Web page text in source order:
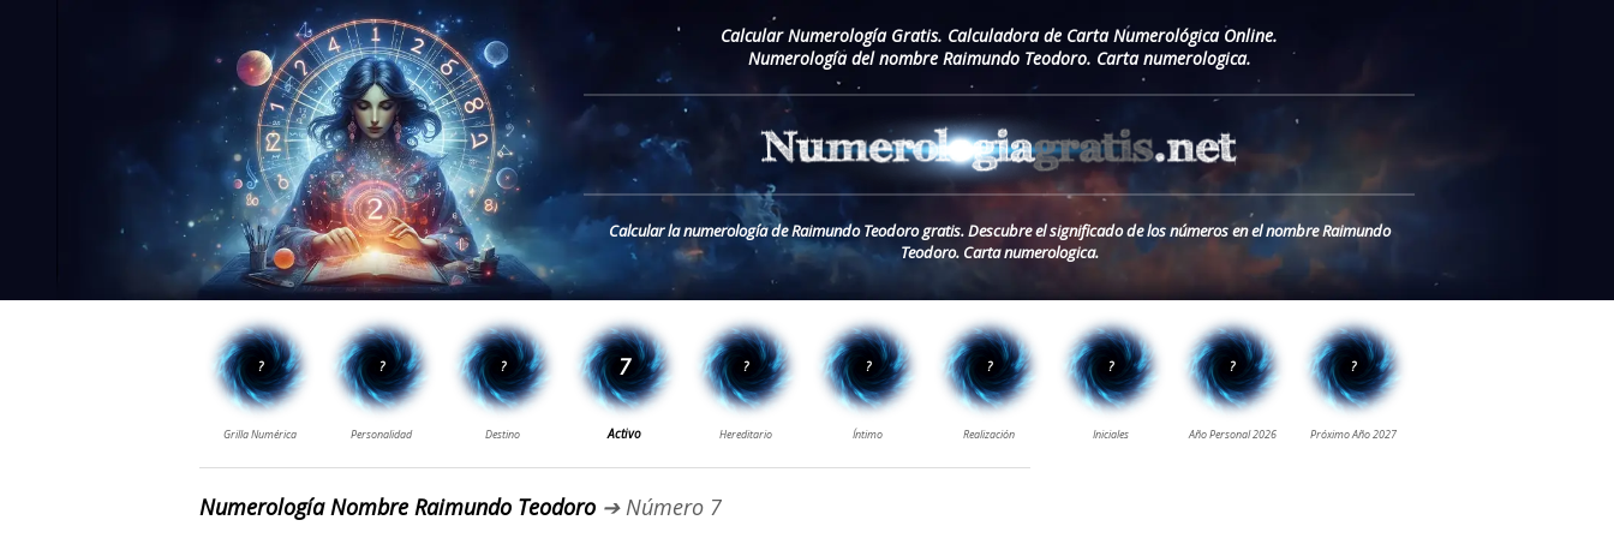
Calcular Numerología Gratis. Calculadora de Carta Numerológica Online.
Numerología del nombre Raimundo Teodoro. Carta numerologica.
Calcular la numerología de Raimundo Teodoro gratis. Descubre el significado de los números en el nombre Raimundo
Teodoro. Carta numerologica.
Numerología Nombre Raimundo Teodoro ➔ Número 7